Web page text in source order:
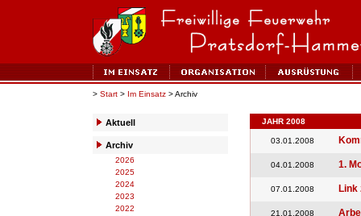
> Start > Im Einsatz > Archiv
Aktuell
Archiv
2026
2025
2024
2023
2022
JAHR 2008
03.01.2008
04.01.2008 1.
07.01.2008 Link
21.01.2008